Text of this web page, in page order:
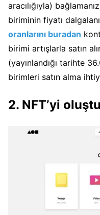
aracılığıyla)
biriminin fiyatı
oranlarını buradan
birimi artışlarla satın
(yayınlandığı tarihte
birimleri satın alma
2. NFT’yi